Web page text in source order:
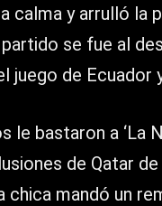
calma y arrulló la
se fue al
juego de Ecuador
bastaron a ‘La
de Qatar
chica mandó un